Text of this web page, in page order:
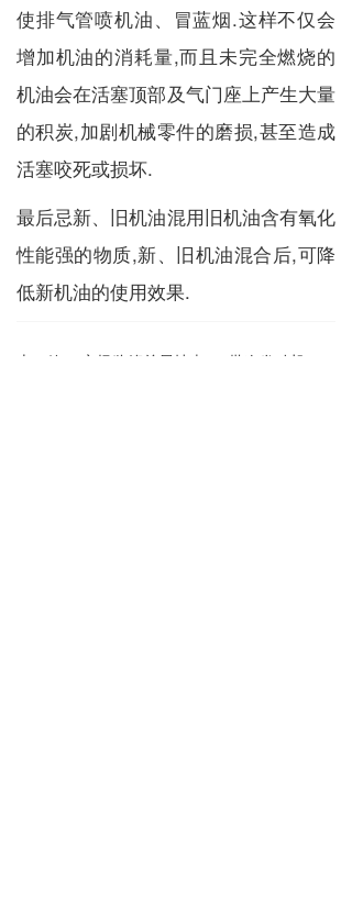
使排气管喷机油、冒蓝烟.这样不仅会
增加机油的消耗量,而且未完全燃烧的
机油会在活塞顶部及气门座上产生大量
的积炭,加剧机械零件的磨损,甚至造成
活塞咬死或损坏.
最后忌新、旧机油混用旧机油含有氧化
性能强的物质,新、旧机油混合后,可降
低新机油的使用效果.
上一篇 :
市场监管总局抽查：3批次发动机润滑油产品不符合标准的规定